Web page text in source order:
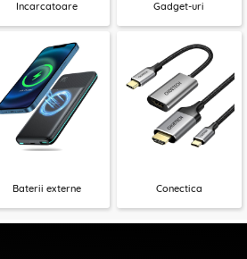
Incarcatoare Gadget-uri
Baterii externe Conectica